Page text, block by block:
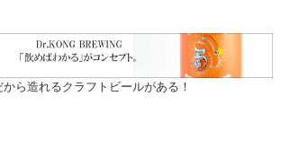
から造れるクラフトビールがある！